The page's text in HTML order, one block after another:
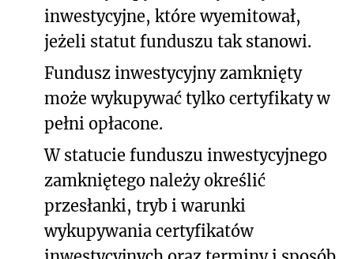
inwestycyjne, które wyemitował,
jeżeli statut funduszu tak stanowi.
Fundusz inwestycyjny zamknięty
może wykupywać tylko certyfikaty w
pełni opłacone.
W statucie funduszu inwestycyjnego
zamkniętego należy określić
przesłanki, tryb i warunki
wykupywania certyfikatów